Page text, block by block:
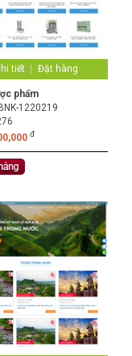
tiết Đặt hàng
phẩm
1220219
đ